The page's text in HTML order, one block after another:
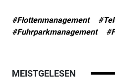
#Flottenmanagement
#Fuhrparkmanagement
MEISTGELESEN